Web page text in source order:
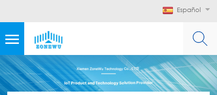
Español